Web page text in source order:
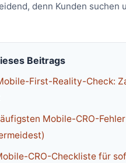
denn Kunden suchen
Beitrags
First-Reality-Check:
Mobile-CRO-
CRO-Checkliste für